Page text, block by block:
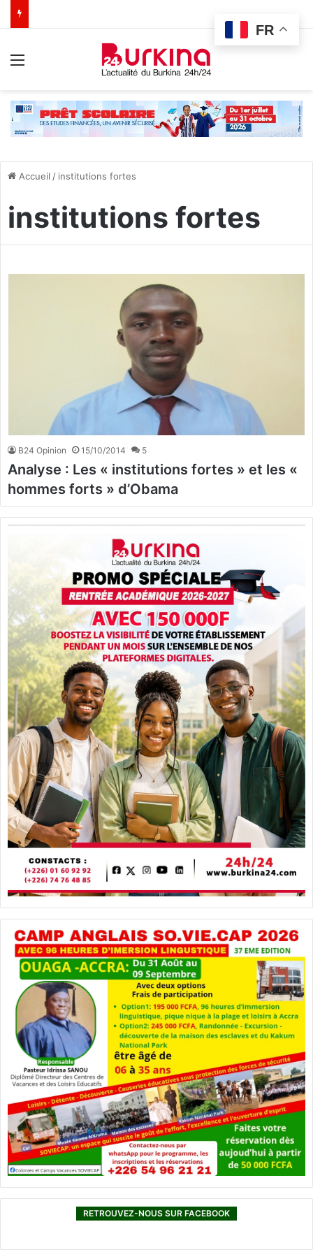
Accueil / institutions fortes
institutions fortes
B24 Opinion 15/10/2014 5
Analyse : Les « institutions fortes » et les «
hommes forts » d’Obama
RETROUVEZ-NOUS SUR FACEBOOK
FR